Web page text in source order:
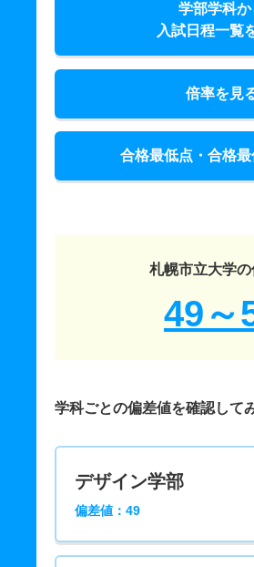
学部学科か
入試日程一覧
倍率を見
合格最低点・合格
札幌市立大学
49～
学科ごとの偏差値を確認して
デザイン学部
偏差値：49